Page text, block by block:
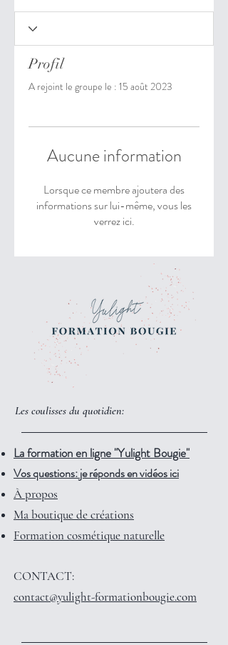
Profil
A rejoint le groupe le : 15 août 2023
Aucune information
Lorsque ce membre ajoutera des
informations sur lui-même, vous les
verrez ici.
Les coulisses du quotidien:
La formation en ligne "Yulight Bougie"
Vos questions: je réponds en vidéos ici
À propos
Ma boutique de créations
Formation cosmétique naturelle
CONTACT:
contact@yulight-formationbougie.com